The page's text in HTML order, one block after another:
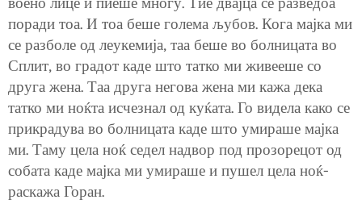
поради тоа. И тоа беше голема љубов. Кога мајка ми
се разболе од леукемија, таа беше во болницата во
Сплит, во градот каде што татко ми живееше со
друга жена. Таа друга негова жена ми кажа дека
татко ми ноќта исчезнал од куќата. Го видела како се
прикрадува во болницата каде што умираше мајка
ми. Таму цела ноќ седел надвор под прозорецот од
собата каде мајка ми умираше и пушел цела ноќ-
раскажа Горан.